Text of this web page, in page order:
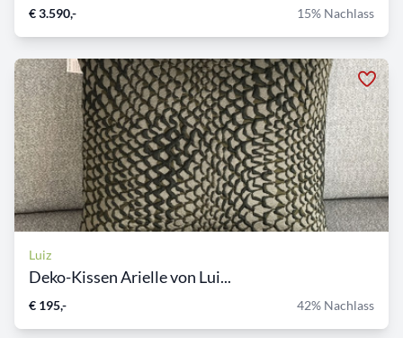
€ 3.590,- 15% Nachlass
Luiz
Deko-Kissen Arielle von Lui...
€ 195,- 42% Nachlass